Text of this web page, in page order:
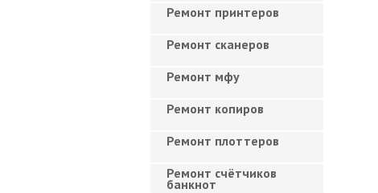
Ремонт принтеров
Ремонт сканеров
Ремонт мфу
Ремонт копиров
Ремонт плоттеров
Ремонт счётчиков
банкнот